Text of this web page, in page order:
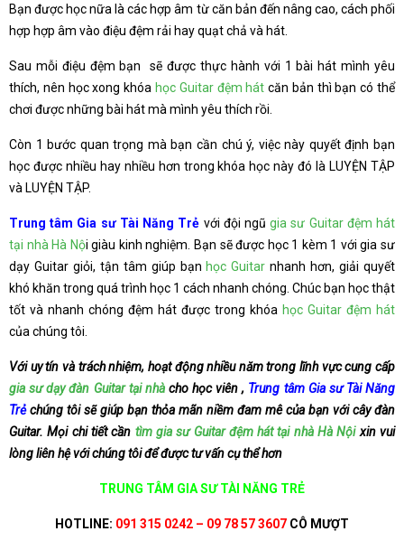
Bạn được học nữa là các hợp âm từ căn bản đến nâng cao, cách phối
hợp hợp âm vào điệu đệm rải hay quạt chả và hát.
Sau mỗi điệu đệm bạn sẽ được thực hành với 1 bài hát mình yêu
thích, nên học xong khóa học Guitar đệm hát căn bản thì bạn có thể
chơi được những bài hát mà mình yêu thích rồi.
Còn 1 bước quan trọng mà bạn cần chú ý, việc này quyết định bạn
học được nhiều hay nhiều hơn trong khóa học này đó là LUYỆN TẬP
và LUYỆN TẬP.
Trung tâm Gia sư Tài Năng Trẻ với đội ngũgia sư Guitar đệm hát
tại nhà Hà Nội giàu kinh nghiệm. Bạn sẽ được học 1 kèm 1 với gia sư
dạy Guitar giỏi, tận tâm giúp bạn học Guitarnhanh hơn, giải quyết
khó khăn trong quá trình học 1 cách nhanh chóng. Chúc bạn học thật
tốt và nhanh chóng đệm hát được trong khóa học Guitar đệm hát
của chúng tôi.
Với uy tín và trách nhiệm, hoạt động nhiều năm trong lĩnh vực cung cấp
gia sư dạy đàn Guitar tại nhàcho học viên , Trung tâm Gia sư Tài Năng
Trẻchúng tôi sẽ giúp bạn thỏa mãn niềm đam mê của bạn với cây đàn
Guitar. Mọi chi tiết cần tìm gia sư Guitar đệm hát tại nhà Hà Nộixin vui
lòng liên hệ với chúng tôi để được tư vấn cụ thể hơn
TRUNG TÂM GIA SƯ TÀI NĂNG TRẺ
HOTLINE: 091 315 0242 – 09 78 57 3607 CÔ MƯỢT